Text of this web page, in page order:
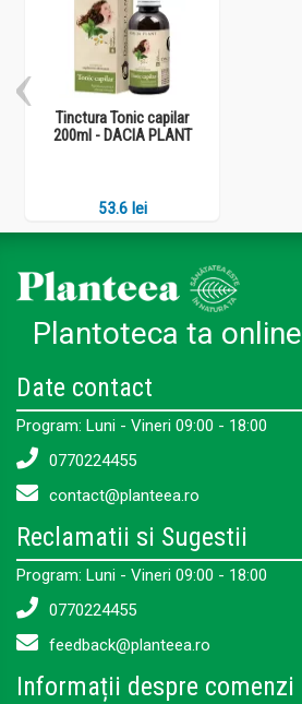
Tinctura Tonic capilar
200ml - DACIA PLANT
53.6 lei
Plantoteca ta online
Date contact
Program: Luni - Vineri 09:00 - 18:00
0770224455
contact@planteea.ro
Reclamatii si Sugestii
Program: Luni - Vineri 09:00 - 18:00
0770224455
feedback@planteea.ro
Informații despre comenzi